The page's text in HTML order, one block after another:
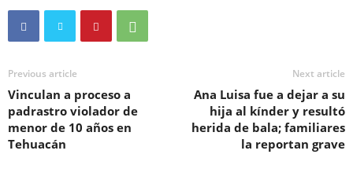
Previous article
Vinculan a proceso a
padrastro violador de
menor de 10 años en
Tehuacán
Next article
Ana Luisa fue a dejar a su
hija al kínder y resultó
herida de bala; familiares
la reportan grave